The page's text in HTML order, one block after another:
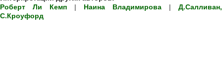
Роберт Ли Кемп | Наина Владимирова | Д.Салливан,
С.Кроуфорд